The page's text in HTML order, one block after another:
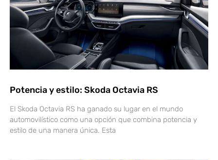
Potencia y estilo: Skoda Octavia RS
El Skoda Octavia RS ha ganado su lugar en el mundo
automovilístico como una opción que combina potencia y
estilo de una manera única. Esta